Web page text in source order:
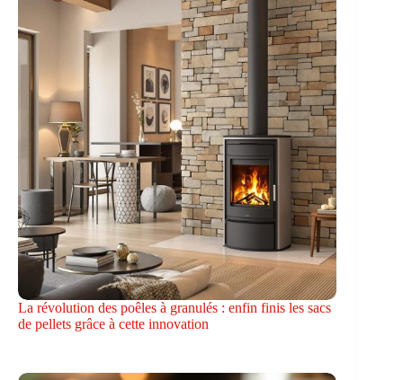
La révolution des poêles à granulés : enfin finis les sacs
de pellets grâce à cette innovation